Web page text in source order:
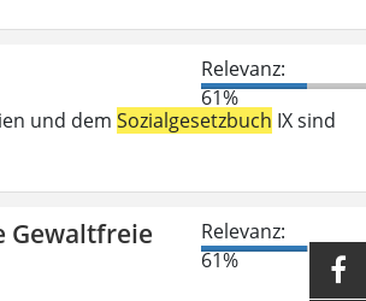
Relevanz:
61%
und dem Sozialgesetzbuch IX sind
Gewaltfreie
Relevanz:
61%
